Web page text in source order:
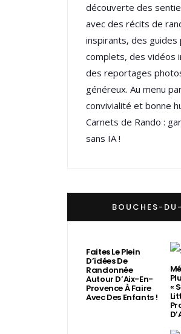
découverte des
avec des récits de
inspirants, des guides
complets, des vidéos
des reportages
généreux. Au menu
convivialité et bonne
Carnets de Rando :
sans IA !
BOUCHES-
Faites Le Plein
D’idées De
Randonnée
Autour D’Aix-En-
Provence À Faire
Avec Des Enfants !
«